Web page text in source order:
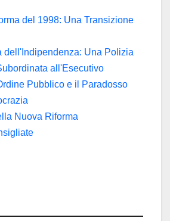
del 1998: Una Transizione
dell'Indipendenza: Una Polizia
all'Esecutivo
Pubblico e il Paradosso
Nuova Riforma